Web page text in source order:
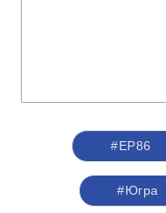
#ЕР86
#Югра